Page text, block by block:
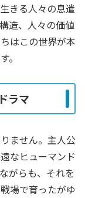
きる人々の息遣
造、人々の価値
はこの世界が本
。
ラマ
ません。主人公
なヒューマンド
がらも、それを
場で育ったがゆ